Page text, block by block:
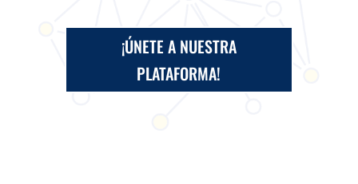
¡ÚNETE A NUESTRA
PLATAFORMA!